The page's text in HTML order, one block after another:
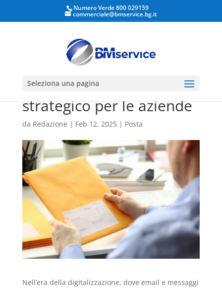
Apri la barra degli strumenti
Numero Verde 800 029159
commerciale@bmservice.bg.it
Seleziona una pagina
La posta commerciale
nell’era digitale: un asset
strategico per le aziende
da Redazione | Feb 12, 2025| Posta
Nell’era della digitalizzazione, dove email e messaggi